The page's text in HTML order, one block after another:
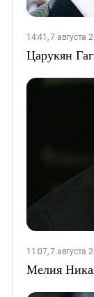
14:41, 7 августа
Царукян
11:07, 7 августа
Мелия